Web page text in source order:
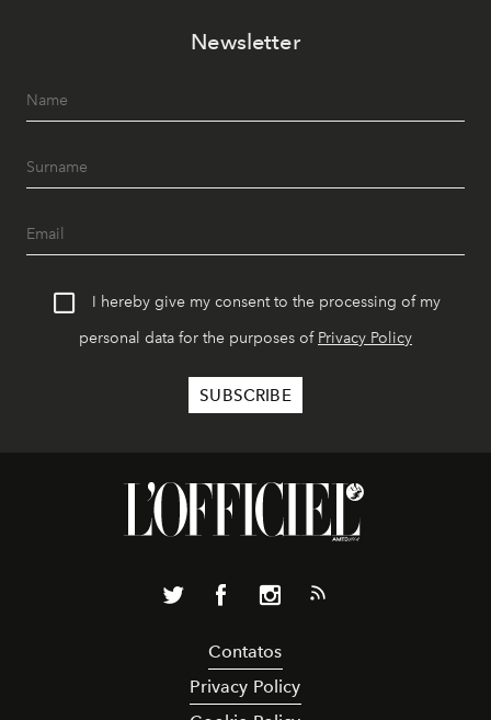
Newsletter
I hereby give my consent to the processing of my
personal data for the purposes of Privacy Policy
Contatos
Privacy Policy